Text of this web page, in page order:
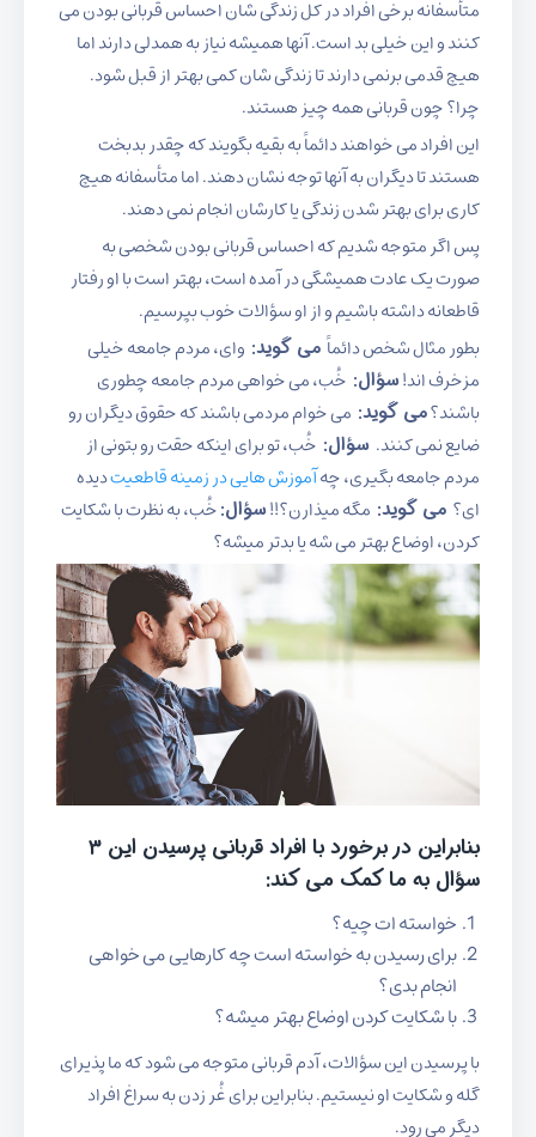
متأسفانه برخی افراد در کل زندگی شان احساس قربانی بودن می
کنند و این خیلی بد است. آنها همیشه نیاز به همدلی دارند اما
هیچ قدمی برنمی دارند تا زندگی شان کمی بهتر از قبل شود.
چرا؟ چون قربانی همه چیز هستند.
این افراد می خواهند دائماً به بقیه بگویند که چقدر بدبخت
هستند تا دیگران به آنها توجه نشان دهند. اما متأسفانه هیچ
کاری برای بهتر شدن زندگی یا کارشان انجام نمی دهند.
پس اگر متوجه شدیم که احساس قربانی بودن شخصی به
صورت یک عادت همیشگی در آمده است، بهتر است با او رفتار
قاطعانه داشته باشیم و از او سؤالات خوب بپرسیم.
بطور مثال شخص دائماً می گوید: وای، مردم جامعه خیلی
مزخرف اند!سؤال: خُب، می خواهی مردم جامعه چطوری
باشند؟می گوید: می خوام مردمی باشند که حقوق دیگران رو
ضایع نمی کنند. سؤال: خُب، تو برای اینکه حقت رو بتونی از
مردم جامعه بگیری، چهآموزش هایی در زمینه قاطعیتدیده
ای؟ می گوید: مگه میذارن؟!!سؤال:خُب، به نظرت با شکایت
کردن، اوضاع بهتر می شه یا بدتر میشه؟
بنابراین در برخورد با افراد قربانی پرسیدن این ۳
سؤال به ما کمک می کند:
خواسته ات چیه؟
برای رسیدن به خواسته است چه کارهایی می خواهی
انجام بدی؟
با شکایت کردن اوضاع بهتر میشه؟
با پرسیدن این سؤالات، آدم قربانی متوجه می شود که ما پذیرای
گله و شکایت او نیستیم. بنابراین برای غُر زدن به سراغ افراد
دیگر می رود.